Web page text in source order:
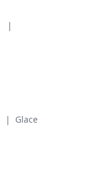
|
| Glace